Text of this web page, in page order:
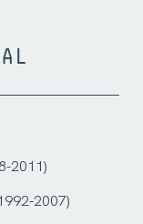
2011)
2007)